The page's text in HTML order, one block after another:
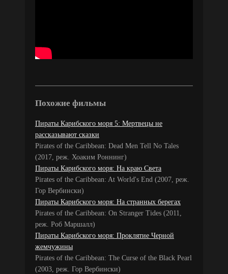
Похожие фильмы
Пираты Карибского моря 5: Мертвецы не
рассказывают сказки
Pirates of the Caribbean: Dead Men Tell No Tales
(2017, реж. Хоаким Роннинг)
Пираты Карибского моря: На краю Света
Pirates of the Caribbean: At World's End (2007, реж.
Гор Вербински)
Пираты Карибского моря: На странных берегах
Pirates of the Caribbean: On Stranger Tides (2011,
реж. Роб Маршалл)
Пираты Карибского моря: Проклятие Черной
жемчужины
Pirates of the Caribbean: The Curse of the Black Pearl
(2003, реж. Гор Вербински)